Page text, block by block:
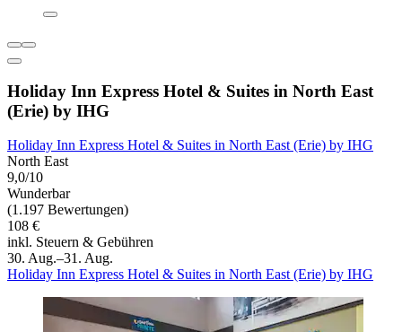
Holiday Inn Express Hotel & Suites in North East
(Erie) by IHG
Holiday Inn Express Hotel & Suites in North East (Erie) by IHG
North East
9,0/10
Wunderbar
(1.197 Bewertungen)
108 €
inkl. Steuern & Gebühren
30. Aug.–31. Aug.
Holiday Inn Express Hotel & Suites in North East (Erie) by IHG